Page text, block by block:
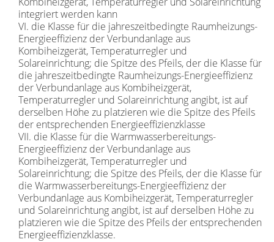
integriert werden kann
VI. die Klasse für die jahreszeitbedingte Raumheizungs-
Energieeffizienz der Verbundanlage aus
Kombiheizgerät, Temperaturregler und
Solareinrichtung; die Spitze des Pfeils, der die Klasse für
die jahreszeitbedingte Raumheizungs-Energieeffizienz
der Verbundanlage aus Kombiheizgerät,
Temperaturregler und Solareinrichtung angibt, ist auf
derselben Höhe zu platzieren wie die Spitze des Pfeils
der entsprechenden Energieeffizienzklasse
VII. die Klasse für die Warmwasserbereitungs-
Energieeffizienz der Verbundanlage aus
Kombiheizgerät, Temperaturregler und
Solareinrichtung; die Spitze des Pfeils, der die Klasse für
die Warmwasserbereitungs-Energieeffizienz der
Verbundanlage aus Kombiheizgerät, Temperaturregler
und Solareinrichtung angibt, ist auf derselben Höhe zu
platzieren wie die Spitze des Pfeils der entsprechenden
Energieeffizienzklasse.